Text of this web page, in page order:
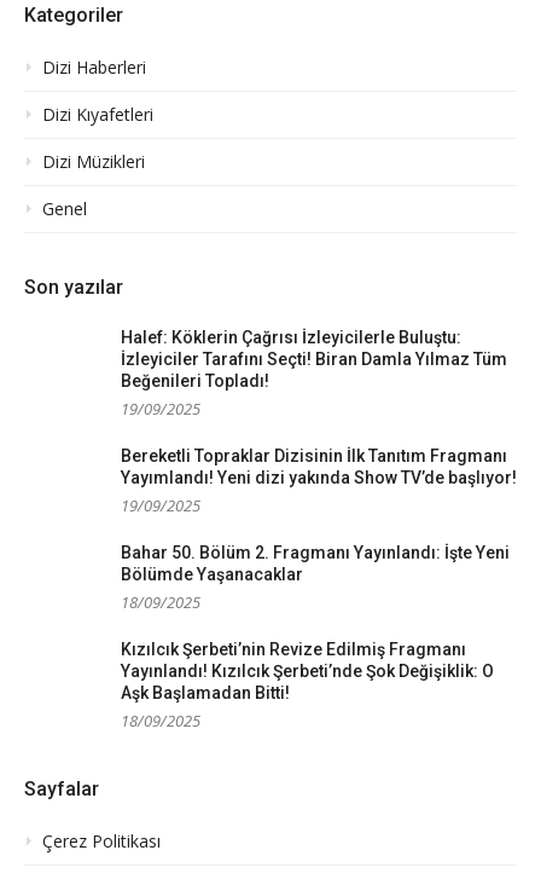
Kategoriler
Dizi Haberleri
Dizi Kıyafetleri
Dizi Müzikleri
Genel
Son yazılar
Halef: Köklerin Çağrısı İzleyicilerle Buluştu:
İzleyiciler Tarafını Seçti! Biran Damla Yılmaz Tüm
Beğenileri Topladı!
19/09/2025
Bereketli Topraklar Dizisinin İlk Tanıtım Fragmanı
Yayımlandı! Yeni dizi yakında Show TV’de başlıyor!
19/09/2025
Bahar 50. Bölüm 2. Fragmanı Yayınlandı: İşte Yeni
Bölümde Yaşanacaklar
18/09/2025
Kızılcık Şerbeti’nin Revize Edilmiş Fragmanı
Yayınlandı! Kızılcık Şerbeti’nde Şok Değişiklik: O
Aşk Başlamadan Bitti!
18/09/2025
Sayfalar
Çerez Politikası